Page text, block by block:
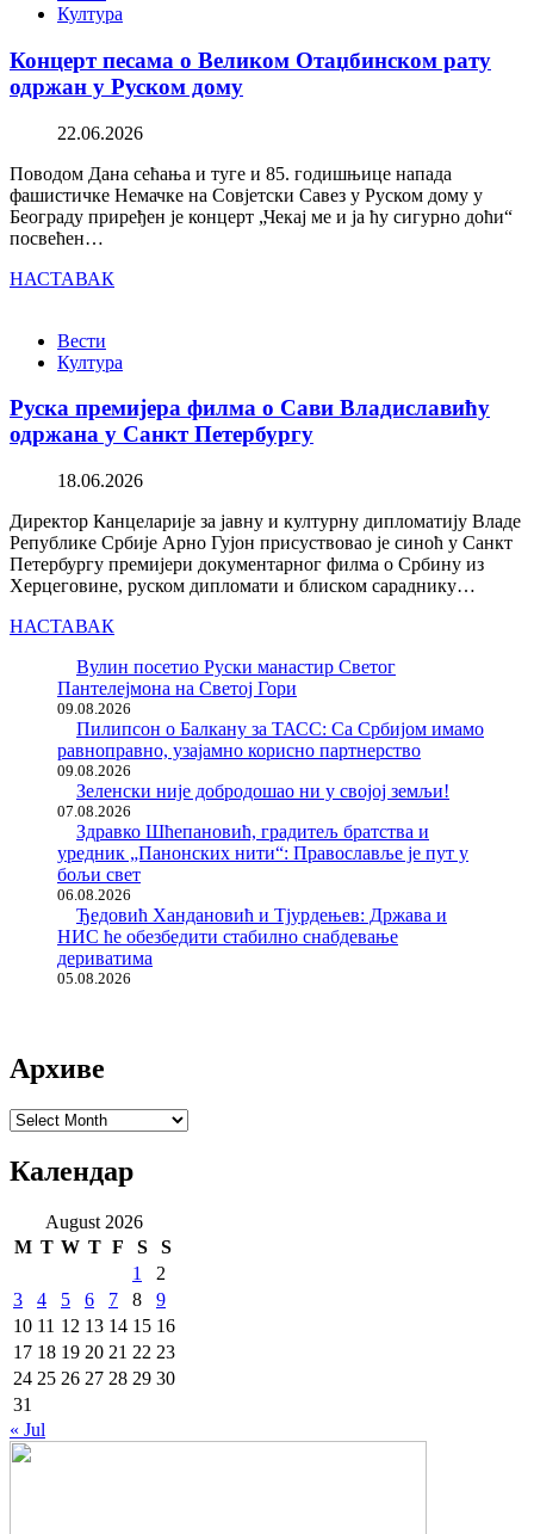
Култура
Концерт песама о Великом Отаџбинском рату
одржан у Руском дому
22.06.2026
Поводом Дана сећања и туге и 85. годишњице напада
фашистичке Немачке на Совјетски Савез у Руском дому у
Београду приређен је концерт „Чекај ме и ја ћу сигурно доћи“
посвећен…
НАСТАВАК
Вести
Култура
Руска премијера филма о Сави Владиславићу
одржана у Санкт Петербургу
18.06.2026
Директор Канцеларије за јавну и културну дипломатију Владе
Републике Србије Арно Гујон присуствовао је синоћ у Санкт
Петербургу премијери документарног филма о Србину из
Херцеговине, руском дипломати и блиском сараднику…
НАСТАВАК
Вулин посетио Руски манастир Светог
Пантелејмона на Светој Гори
09.08.2026
Пилипсон о Балкану за ТАСС: Са Србијом имамо
равноправно, узајамно корисно партнерство
09.08.2026
Зеленски није добродошао ни у својој земљи!
07.08.2026
Здравко Шћепановић, градитељ братства и
уредник „Панонских нити“: Православље је пут у
бољи свет
06.08.2026
Ђедовић Хандановић и Тјурдењев: Држава и
НИС ће обезбедити стабилно снабдевање
дериватима
05.08.2026
Архиве
Архиве
Календар
August 2026
M T W T F S
S
1
2
3
4 5 6 7 8
9
10 11 12 13 14 15 16
17 18 19 20 21 22 23
24 25 26 27 28 29 30
31
« Jul